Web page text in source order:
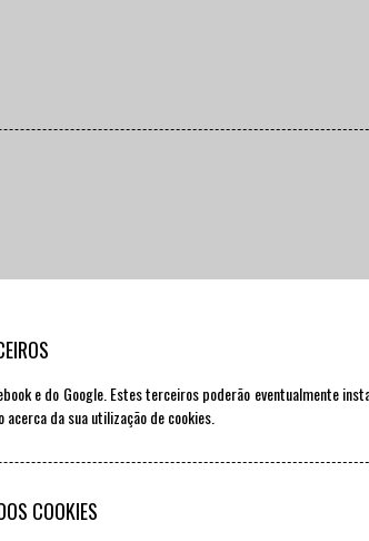
e do Google. Estes terceiros poderão eventualmente
da sua utilização de cookies.
COOKIES